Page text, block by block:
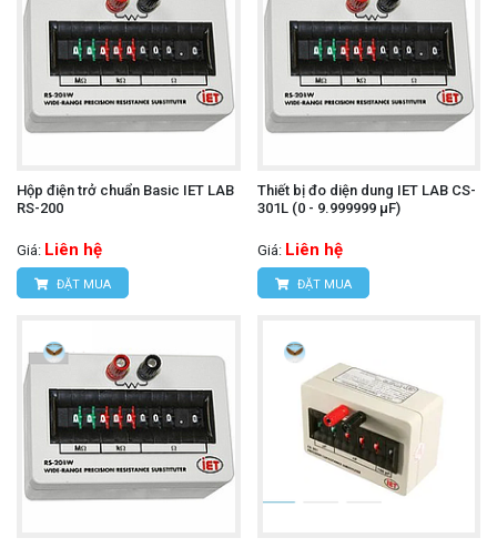
Hộp điện trở chuẩn Basic IET LAB
RS-200
Giá: Liên hệ
ĐẶT MUA
Thiết bị đo diện dung IET LAB CS-
301L (0 - 9.999999 μF)
Giá: Liên hệ
ĐẶT MUA